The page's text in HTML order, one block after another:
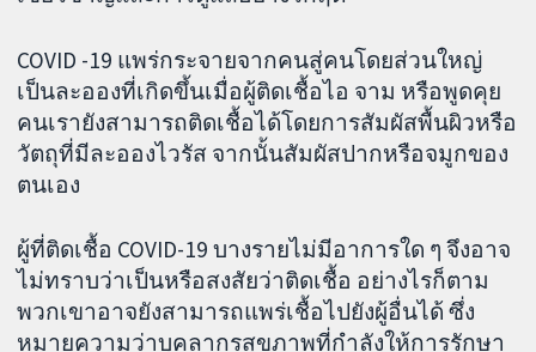
COVID -19 แพร่กระจายจากคนสู่คนโดยส่วนใหญ่
เป็นละอองที่เกิดขึ้นเมื่อผู้ติดเชื้อไอ จาม หรือพูดคุย
คนเรายังสามารถติดเชื้อได้โดยการสัมผัสพื้นผิวหรือ
วัตถุที่มีละอองไวรัส จากนั้นสัมผัสปากหรือจมูกของ
ตนเอง
ผู้ที่ติดเชื้อ COVID-19 บางรายไม่มีอาการใด ๆ จึงอาจ
ไม่ทราบว่าเป็นหรือสงสัยว่าติดเชื้อ อย่างไรก็ตาม
พวกเขาอาจยังสามารถแพร่เชื้อไปยังผู้อื่นได้ ซึ่ง
หมายความว่าบุคลากรสุขภาพที่กำลังให้การรักษา